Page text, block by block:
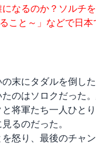
なるのか？ソルチを
こと～」などで日
末にタダルを倒し
のはソロクだった
将軍たち一人ひと
るのだった。
怒り、最後のチャン